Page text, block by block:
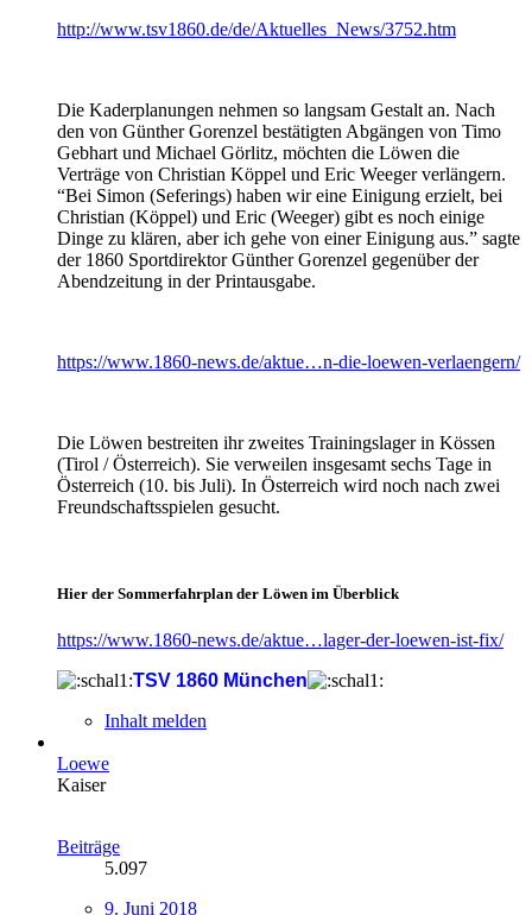
http://www.tsv1860.de/de/Aktuelles_News/3752.htm
Die Kaderplanungen nehmen so langsam Gestalt an. Nach
den von Günther Gorenzel bestätigten Abgängen von Timo
Gebhart und Michael Görlitz, möchten die Löwen die
Verträge von Christian Köppel und Eric Weeger verlängern.
“Bei Simon (Seferings) haben wir eine Einigung erzielt, bei
Christian (Köppel) und Eric (Weeger) gibt es noch einige
Dinge zu klären, aber ich gehe von einer Einigung aus.” sagte
der 1860 Sportdirektor Günther Gorenzel gegenüber der
Abendzeitung in der Printausgabe.
https://www.1860-news.de/aktue…n-die-loewen-verlaengern/
Die Löwen bestreiten ihr zweites Trainingslager in Kössen
(Tirol / Österreich). Sie verweilen insgesamt sechs Tage in
Österreich (10. bis Juli). In Österreich wird noch nach zwei
Freundschaftsspielen gesucht.
Hier der Sommerfahrplan der Löwen im Überblick
https://www.1860-news.de/aktue…lager-der-loewen-ist-fix/
TSV 1860 München
Inhalt melden
Loewe
Kaiser
Beiträge
5.097
9. Juni 2018